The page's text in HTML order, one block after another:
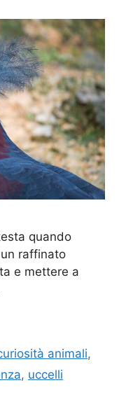
quando
raffinato
e mettere a
animali,
, uccelli